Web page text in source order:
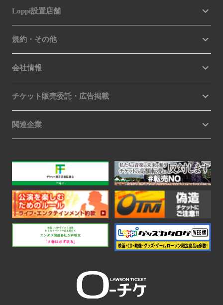
Loppi設置店舗
規約・その他
会社情報
チケット販売委託・広告掲載
関連企業